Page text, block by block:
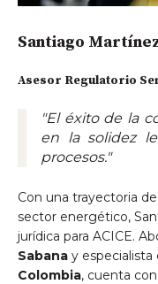
Santiago
Asesor Regulatorio
"El éxito de la
en la solidez
procesos."
Con una trayectoria
sector energético,
jurídica para ACICE.
Sabana y especialista
Colombia, cuenta